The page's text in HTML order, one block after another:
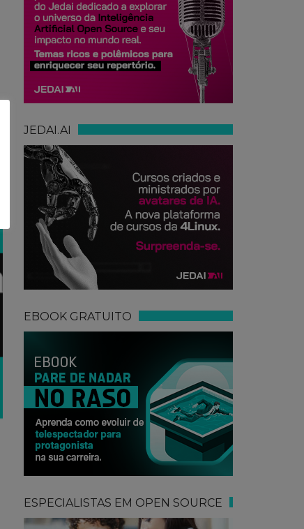
JEDAI.AI
EBOOK GRATUITO
ESPECIALISTAS EM OPEN SOURCE